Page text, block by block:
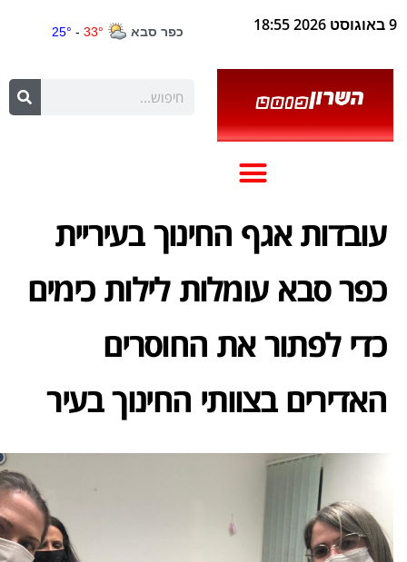
9 באוגוסט 2026 18:55
עובדות אגף החינוך בעיריית
כפר סבא עומלות לילות כימים
כדי לפתור את החוסרים
האדירים בצוותי החינוך בעיר